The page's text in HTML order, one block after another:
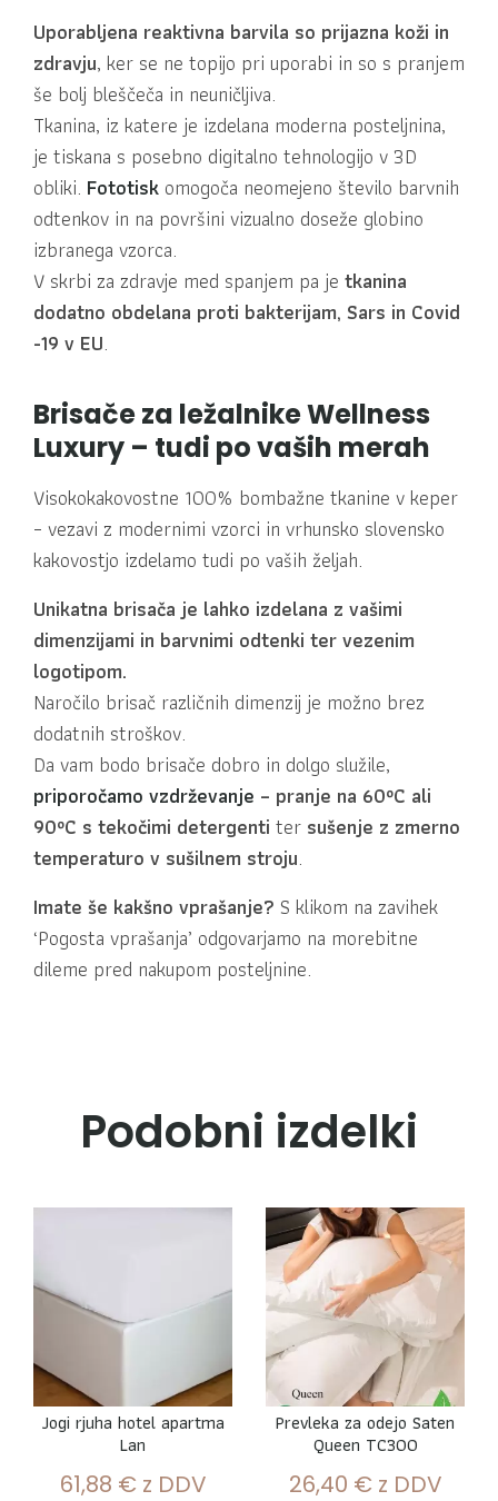
Uporabljena reaktivna barvila so prijazna koži in
zdravju, ker se ne topijo pri uporabi in so s pranjem
še bolj bleščeča in neuničljiva.
Tkanina, iz katere je izdelana moderna posteljnina,
je tiskana s posebno digitalno tehnologijo v 3D
obliki. Fototisk omogoča neomejeno število barvnih
odtenkov in na površini vizualno doseže globino
izbranega vzorca.
V skrbi za zdravje med spanjem pa je tkanina
dodatno obdelana proti bakterijam, Sars in Covid
-19 v EU.
Brisače za ležalnike Wellness
Luxury – tudi po vaših merah
Visokokakovostne 100% bombažne tkanine v keper
– vezavi z modernimi vzorci in vrhunsko slovensko
kakovostjo izdelamo tudi po vaših željah.
Unikatna brisača je lahko izdelana z vašimi
dimenzijami in barvnimi odtenki ter vezenim
logotipom.
Naročilo brisač različnih dimenzij je možno brez
dodatnih stroškov.
Da vam bodo brisače dobro in dolgo služile,
priporočamo vzdrževanje – pranje na 60ºC ali
90ºC s tekočimi detergenti ter sušenje z zmerno
temperaturo v sušilnem stroju.
Imate še kakšno vprašanje? S klikom na zavihek
‘Pogosta vprašanja’ odgovarjamo na morebitne
dileme pred nakupom posteljnine.
Podobni izdelki
Jogi rjuha hotel apartma
Lan
61,88 € z DDV
Prevleka za odejo Saten
Queen TC300
26,40 € z DDV